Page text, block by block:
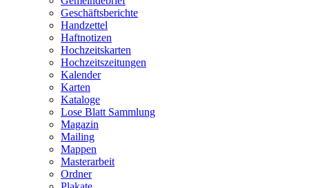
Geschäftsberichte
Handzettel
Haftnotizen
Hochzeitskarten
Hochzeitszeitungen
Kalender
Karten
Kataloge
Lose Blatt Sammlung
Magazin
Mailing
Mappen
Masterarbeit
Ordner